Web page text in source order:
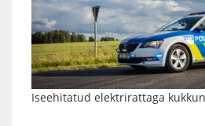
Iseehitatud elektrirattaga